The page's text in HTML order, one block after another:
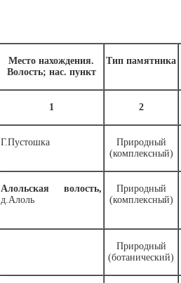
Место нахождения.
Волость; нас. пункт
Тип памятника
1 2
Г.Пустошка
Природный
(комплексный)
Алольская волость,
д.Алоль
Природный
(комплексный)
Природный
(ботанический)